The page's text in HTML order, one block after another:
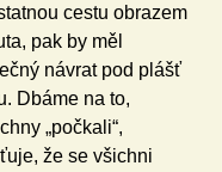
cestu obrazem
pak by měl
návrat pod plášť
Dbáme na to,
„počkali“,
že se všichni